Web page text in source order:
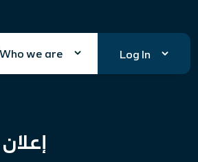
Who we are Log In